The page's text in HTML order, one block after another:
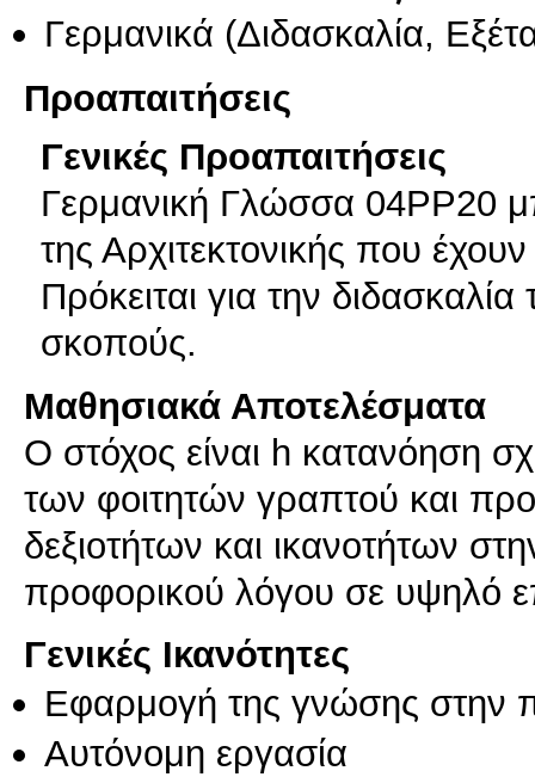
Γερμανικά (Διδασκαλία,
Προαπαιτήσεις
Γενικές Προαπαιτήσεις
Γερμανική Γλώσσα 04ΡΡ20
της Αρχιτεκτονικής που
Πρόκειται για την
σκοπούς.
Μαθησιακά Αποτελέσματα
Ο στόχος είναι h κατανόηση
των φοιτητών γραπτού και
δεξιοτήτων και ικανοτήτων
προφορικού λόγου σε υψηλό
Γενικές Ικανότητες
Εφαρμογή της γνώσης στην
Αυτόνομη εργασία